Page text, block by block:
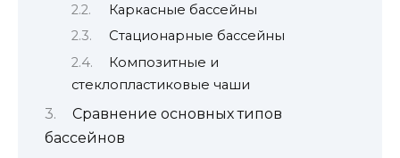
Каркасные бассейны
Стационарные бассейны
Композитные и
стеклопластиковые чаши
Сравнение основных типов
бассейнов